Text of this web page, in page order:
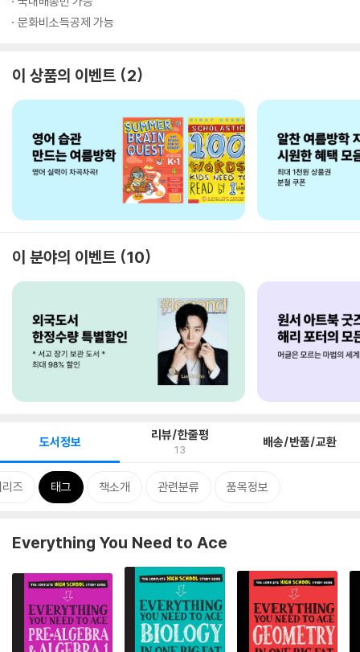
문화비소득공제 가능
이 상품의 이벤트 2
이 분야의 이벤트 10
도서정보 리뷰/한줄평
13 배송/반품/교환
즈 태그 책소개 관련분류 품목정보
Everything You Need to Ace